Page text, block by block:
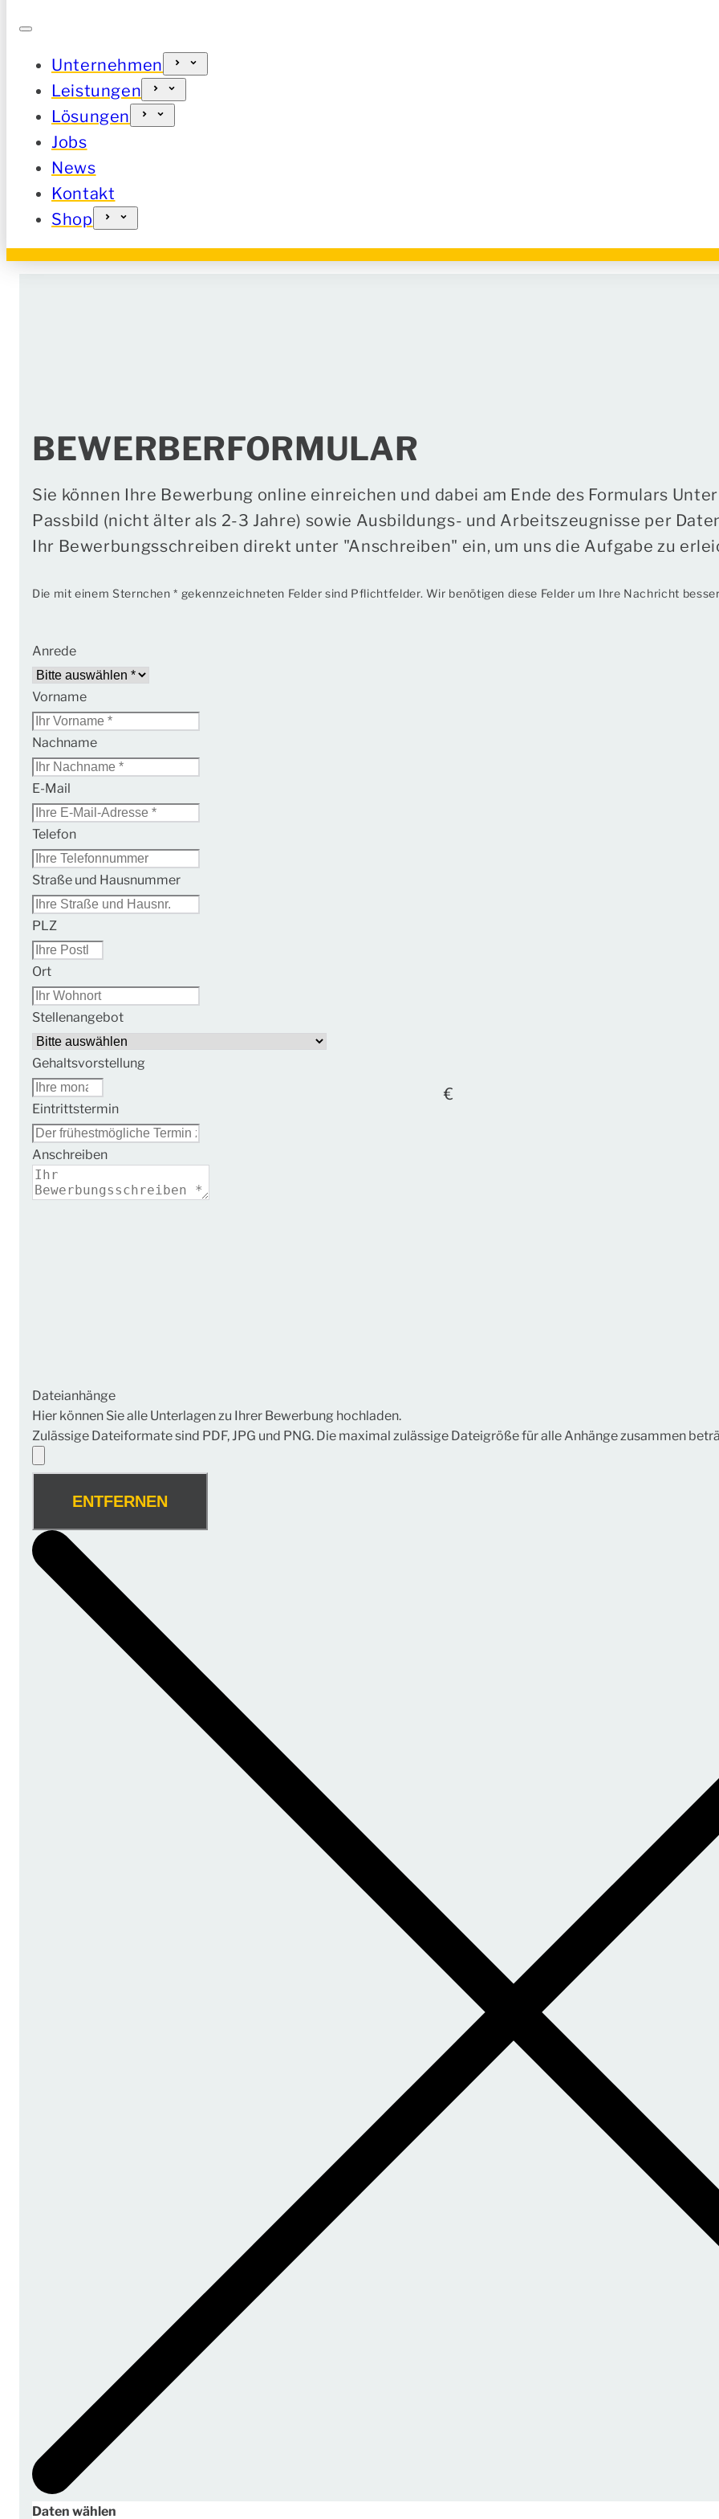
Unternehmen
Leistungen
Lösungen
Jobs
News
Kontakt
Shop
BEWERBERFORMULAR
Sie können Ihre Bewerbung online einreichen und dabei am Ende des Formulars
Passbild (nicht älter als 2-3 Jahre) sowie Ausbildungs- und Arbeitszeugnisse per
Ihr Bewerbungsschreiben direkt unter "Anschreiben" ein, um uns die Aufgabe zu
Die mit einem Sternchen * gekennzeichneten Felder sind Pflichtfelder. Wir benötigen diese Felder um Ihre Nachricht
Anrede
Vorname
Nachname
E-Mail
Telefon
Straße und Hausnummer
PLZ
Ort
Stellenangebot
Gehaltsvorstellung
Eintrittstermin
Anschreiben
Dateianhänge
Hier können Sie alle Unterlagen zu Ihrer Bewerbung hochladen.
Zulässige Dateiformate sind PDF, JPG und PNG. Die maximal zulässige Dateigröße für alle Anhänge zusammen
ENTFERNEN
Daten wählen